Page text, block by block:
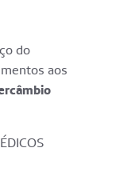
do
aos